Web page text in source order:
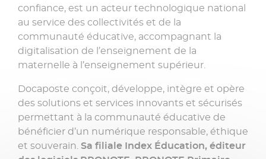
confiance, est un acteur technologique national
au service des collectivités et de la
communauté éducative, accompagnant la
digitalisation de l’enseignement de la
maternelle à l’enseignement supérieur.
Docaposte conçoit, développe, intègre et opère
des solutions et services innovants et sécurisés
permettant à la communauté éducative de
bénéficier d’un numérique responsable, éthique
et souverain. Sa filiale Index Éducation, éditeur